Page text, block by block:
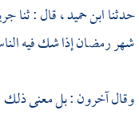
حدثناابن حميد، قال : ثنا
شهر رمضان إذا شك فيه
وقال آخرون : بل معنى